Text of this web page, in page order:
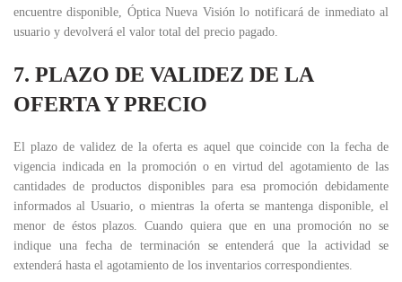
encuentre disponible, Óptica Nueva Visión lo notificará de inmediato al
usuario y devolverá el valor total del precio pagado.
7. PLAZO DE VALIDEZ DE LA
OFERTA Y PRECIO
El plazo de validez de la oferta es aquel que coincide con la fecha de
vigencia indicada en la promoción o en virtud del agotamiento de las
cantidades de productos disponibles para esa promoción debidamente
informados al Usuario, o mientras la oferta se mantenga disponible, el
menor de éstos plazos. Cuando quiera que en una promoción no se
indique una fecha de terminación se entenderá que la actividad se
extenderá hasta el agotamiento de los inventarios correspondientes.